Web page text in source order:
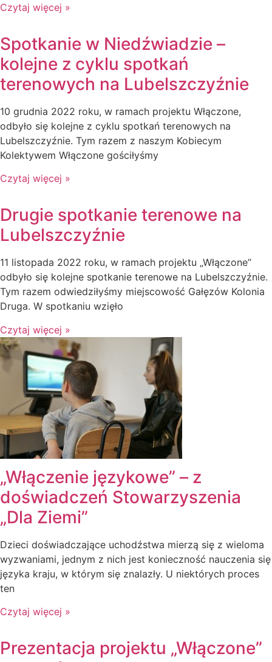
Czytaj więcej »
Spotkanie w Niedźwiadzie –
kolejne z cyklu spotkań
terenowych na Lubelszczyźnie
10 grudnia 2022 roku, w ramach projektu Włączone,
odbyło się kolejne z cyklu spotkań terenowych na
Lubelszczyźnie. Tym razem z naszym Kobiecym
Kolektywem Włączone gościłyśmy
Czytaj więcej »
Drugie spotkanie terenowe na
Lubelszczyźnie
11 listopada 2022 roku, w ramach projektu „Włączone”
odbyło się kolejne spotkanie terenowe na Lubelszczyźnie.
Tym razem odwiedziłyśmy miejscowość Gałęzów Kolonia
Druga. W spotkaniu wzięło
Czytaj więcej »
„Włączenie językowe” – z
doświadczeń Stowarzyszenia
„Dla Ziemi”
Dzieci doświadczające uchodźstwa mierzą się z wieloma
wyzwaniami, jednym z nich jest konieczność nauczenia się
języka kraju, w którym się znalazły. U niektórych proces
ten
Czytaj więcej »
Prezentacja projektu „Włączone”